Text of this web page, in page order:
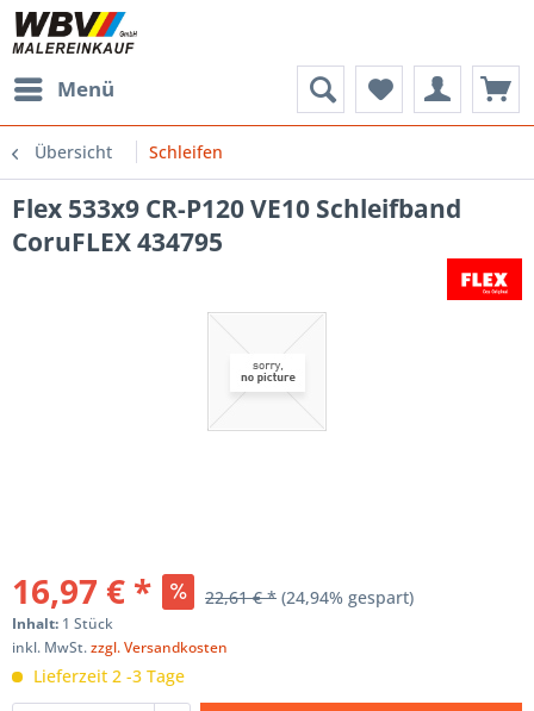
Menü
Übersicht Schleifen
Flex 533x9 CR-P120 VE10 Schleifband
CoruFLEX 434795
16,97 € * 22,61 € * (24,94% gespart)
Inhalt: 1 Stück
inkl. MwSt.zzgl. Versandkosten
Lieferzeit 2 -3 Tage